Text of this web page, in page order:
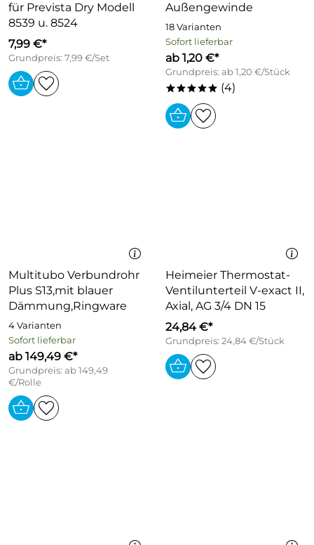
für Prevista Dry Modell
8539 u. 8524
7,99 €*
Grundpreis: 7,99 €/Set
Außengewinde
18 Varianten
Sofort lieferbar
ab 1,20 €*
Grundpreis: ab 1,20 €/Stück
***** (4)
Multitubo Verbundrohr
Plus S13,mit blauer
Dämmung,Ringware
4 Varianten
Sofort lieferbar
ab 149,49 €*
Grundpreis: ab 149,49
€/Rolle
Heimeier Thermostat-
Ventilunterteil V-exact II,
Axial, AG 3/4 DN 15
24,84 €*
Grundpreis: 24,84 €/Stück